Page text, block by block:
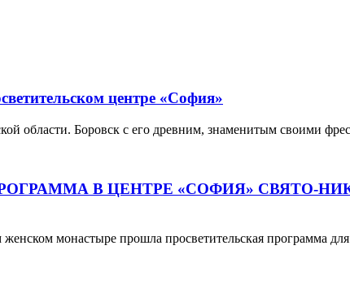
центре «София»
области. Боровск с его древним, знаменитым своими
В ЦЕНТРЕ «СОФИЯ» СВЯТО-
монастыре прошла просветительская программа